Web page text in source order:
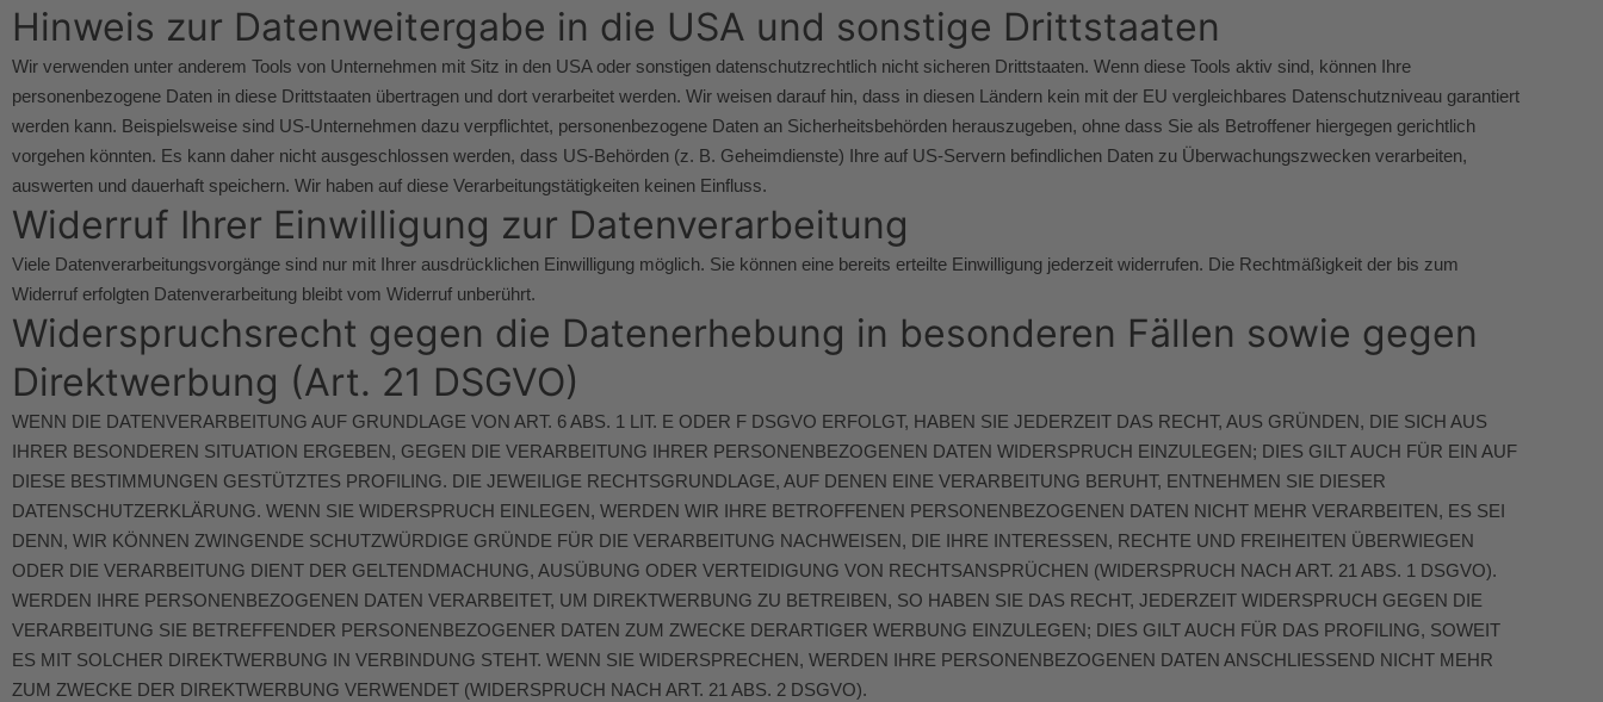
Hinweis zur Datenweitergabe in die USA und sonstige Drittstaaten
Wir verwenden unter anderem Tools von Unternehmen mit Sitz in den USA oder sonstigen datenschutzrechtlich nicht sicheren Drittstaaten. Wenn diese Tools aktiv sind, können Ihre
personenbezogene Daten in diese Drittstaaten übertragen und dort verarbeitet werden. Wir weisen darauf hin, dass in diesen Ländern kein mit der EU vergleichbares Datenschutzniveau garantiert
werden kann. Beispielsweise sind US-Unternehmen dazu verpflichtet, personenbezogene Daten an Sicherheitsbehörden herauszugeben, ohne dass Sie als Betroffener hiergegen gerichtlich
vorgehen könnten. Es kann daher nicht ausgeschlossen werden, dass US-Behörden (z. B. Geheimdienste) Ihre auf US-Servern befindlichen Daten zu Überwachungszwecken verarbeiten,
auswerten und dauerhaft speichern. Wir haben auf diese Verarbeitungstätigkeiten keinen Einfluss.
Widerruf Ihrer Einwilligung zur Datenverarbeitung
Viele Datenverarbeitungsvorgänge sind nur mit Ihrer ausdrücklichen Einwilligung möglich. Sie können eine bereits erteilte Einwilligung jederzeit widerrufen. Die Rechtmäßigkeit der bis zum
Widerruf erfolgten Datenverarbeitung bleibt vom Widerruf unberührt.
Widerspruchsrecht gegen die Datenerhebung in besonderen Fällen sowie gegen
Direktwerbung (Art. 21 DSGVO)
WENN DIE DATENVERARBEITUNG AUF GRUNDLAGE VON ART. 6 ABS. 1 LIT. E ODER F DSGVO ERFOLGT, HABEN SIE JEDERZEIT DAS RECHT, AUS GRÜNDEN, DIE SICH AUS
IHRER BESONDEREN SITUATION ERGEBEN, GEGEN DIE VERARBEITUNG IHRER PERSONENBEZOGENEN DATEN WIDERSPRUCH EINZULEGEN; DIES GILT AUCH FÜR EIN AUF
DIESE BESTIMMUNGEN GESTÜTZTES PROFILING. DIE JEWEILIGE RECHTSGRUNDLAGE, AUF DENEN EINE VERARBEITUNG BERUHT, ENTNEHMEN SIE DIESER
DATENSCHUTZERKLÄRUNG. WENN SIE WIDERSPRUCH EINLEGEN, WERDEN WIR IHRE BETROFFENEN PERSONENBEZOGENEN DATEN NICHT MEHR VERARBEITEN, ES SEI
DENN, WIR KÖNNEN ZWINGENDE SCHUTZWÜRDIGE GRÜNDE FÜR DIE VERARBEITUNG NACHWEISEN, DIE IHRE INTERESSEN, RECHTE UND FREIHEITEN ÜBERWIEGEN
ODER DIE VERARBEITUNG DIENT DER GELTENDMACHUNG, AUSÜBUNG ODER VERTEIDIGUNG VON RECHTSANSPRÜCHEN (WIDERSPRUCH NACH ART. 21 ABS. 1 DSGVO).
WERDEN IHRE PERSONENBEZOGENEN DATEN VERARBEITET, UM DIREKTWERBUNG ZU BETREIBEN, SO HABEN SIE DAS RECHT, JEDERZEIT WIDERSPRUCH GEGEN DIE
VERARBEITUNG SIE BETREFFENDER PERSONENBEZOGENER DATEN ZUM ZWECKE DERARTIGER WERBUNG EINZULEGEN; DIES GILT AUCH FÜR DAS PROFILING, SOWEIT
ES MIT SOLCHER DIREKTWERBUNG IN VERBINDUNG STEHT. WENN SIE WIDERSPRECHEN, WERDEN IHRE PERSONENBEZOGENEN DATEN ANSCHLIESSEND NICHT MEHR
ZUM ZWECKE DER DIREKTWERBUNG VERWENDET (WIDERSPRUCH NACH ART. 21 ABS. 2 DSGVO).